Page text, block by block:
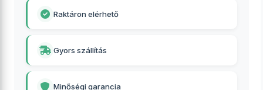
Raktáron elérhető
Gyors szállítás
Minőségi garancia